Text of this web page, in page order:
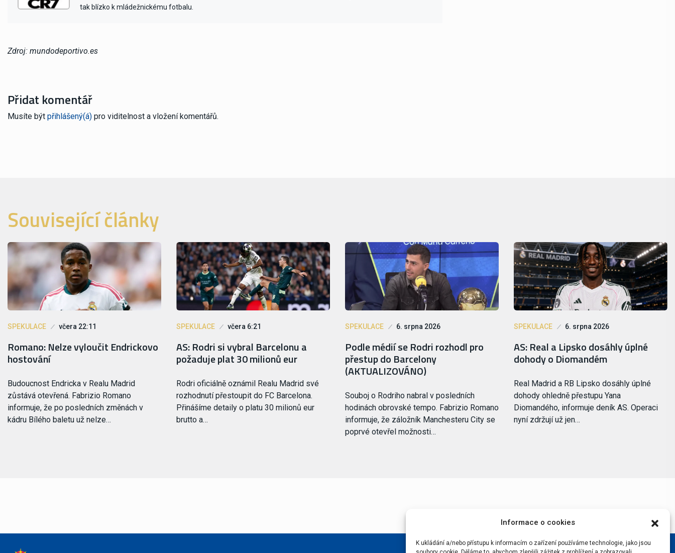
Informace o cookies
K ukládání a/nebo přístupu k informacím o zařízení používáme technologie, jako jsou
tak blízko k mládežnickému fotbalu.
Zdroj: mundodeportivo.es
Přidat komentář
Musíte být přihlášený(á) pro viditelnost a vložení komentářů.
Související články
SPEKULACE včera 22:11
Romano: Nelze vyloučit Endrickovo
hostování
Budoucnost Endricka v Realu Madrid
zůstává otevřená. Fabrizio Romano
informuje, že po posledních změnách v
kádru Bílého baletu už nelze…
SPEKULACE včera 6:21
AS: Rodri si vybral Barcelonu a
požaduje plat 30 milionů eur
Rodri oficiálně oznámil Realu Madrid své
rozhodnutí přestoupit do FC Barcelona.
Přinášíme detaily o platu 30 milionů eur
brutto a…
SPEKULACE 6. srpna 2026
Podle médií se Rodri rozhodl pro
přestup do Barcelony
(AKTUALIZOVÁNO)
Souboj o Rodriho nabral v posledních
hodinách obrovské tempo. Fabrizio Romano
informuje, že záložník Manchesteru City se
poprvé otevřel možnosti…
SPEKULACE 6. srpna 2026
AS: Real a Lipsko dosáhly úplné
dohody o Diomandém
Real Madrid a RB Lipsko dosáhly úplné
dohody ohledně přestupu Yana
Diomandého, informuje deník AS. Operaci
nyní zdržují už jen…